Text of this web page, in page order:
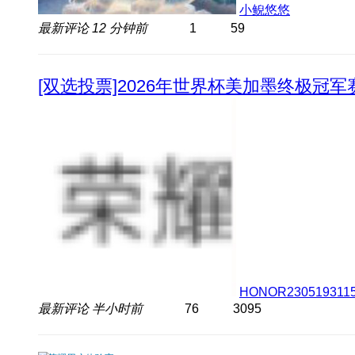
小鲵悠悠
最新评论 12 分钟前 1 59
[双选投票]2026年世界杯美加墨终极冠军
最新评论 半小时前 76 3095